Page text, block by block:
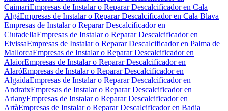
CaimariEmpresas de Instalar o Reparar Descalcificador en Cala
AlgáEmpresas de Instalar o Reparar Descalcificador en Cala Blava
Empresas de Instalar o Reparar Descalcificador en
CiutadellaEmpresas de Instalar o Reparar Descalcificador en
EivissaEmpresas de Instalar o Reparar Descalcificador en Palma de
MallorcaEmpresas de Instalar o Reparar Descalcificador en
AlaiorEmpresas de Instalar o Reparar Descalcificador en
AlaróEmpresas de Instalar o Reparar Descalcificador en
AlgaidaEmpresas de Instalar o Reparar Descalcificador en
AndratxEmpresas de Instalar o Reparar Descalcificador en
ArianyEmpresas de Instalar o Reparar Descalcificador en
ArtàEmpresas de Instalar o Reparar Descalcificador en Badia